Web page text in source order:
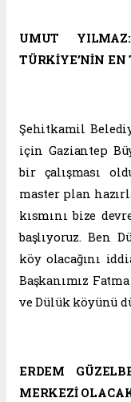
UMUT
TÜRKİYE’NİN
Şehitkamil
için Gaziantep
bir çalışması
master plan
kısmını bize
başlıyoruz. Ben
köy olacağını
Başkanımız
ve Dülük köyünü
ERDEM
MERKEZİ